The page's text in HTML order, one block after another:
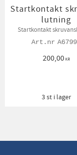
Startkontakt
lutning
Startkontakt
200,00KR
3 st i lager